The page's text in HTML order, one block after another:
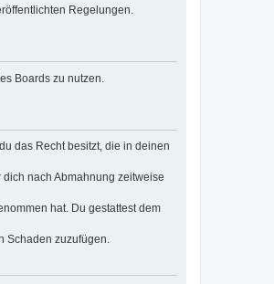
Regelungen.
Boards zu nutzen.
das Recht besitzt, die in deinen
nach Abmahnung zeitweise
hat. Du gestattest dem
Schaden zuzufügen.